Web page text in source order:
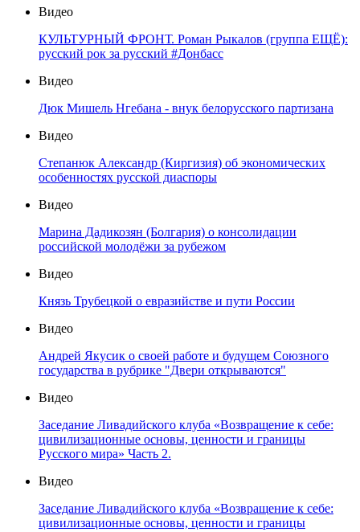
Видео
КУЛЬТУРНЫЙ ФРОНТ. Роман Рыкалов (группа ЕЩЁ):
русский рок за русский #Донбасс
Видео
Дюк Мишель Нгебана - внук белорусского партизана
Видео
Степанюк Александр (Киргизия) об экономических
особенностях русской диаспоры
Видео
Марина Дадикозян (Болгария) о консолидации
российской молодёжи за рубежом
Видео
Князь Трубецкой о евразийстве и пути России
Видео
Андрей Якусик о своей работе и будущем Союзного
государства в рубрике "Двери открываются"
Видео
Заседание Ливадийского клуба «Возвращение к себе:
цивилизационные основы, ценности и границы
Русского мира» Часть 2.
Видео
Заседание Ливадийского клуба «Возвращение к себе:
цивилизационные основы, ценности и границы